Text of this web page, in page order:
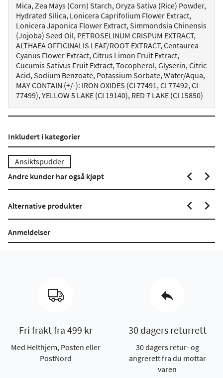
Mica, Zea Mays (Corn) Starch, Oryza Sativa (Rice) Powder,
Hydrated Silica, Lonicera Caprifolium Flower Extract,
Lonicera Japonica Flower Extract, Simmondsia Chinensis
(Jojoba) Seed Oil, PETROSELINUM CRISPUM EXTRACT,
ALTHAEA OFFICINALIS LEAF/ROOT EXTRACT, Centaurea
Cyanus Flower Extract, Citrus Limon Fruit Extract,
Cucumis Sativus Fruit Extract, Tocopherol, Glyserin, Citric
Acid, Sodium Benzoate, Potassium Sorbate, Water/Aqua,
MAY CONTAIN (+/-): IRON OXIDES (CI 77491, CI 77492, CI
77499), YELLOW 5 LAKE (CI 19140), RED 7 LAKE (CI 15850)
Inkludert i kategorier
Ansiktspudder
Andre kunder har også kjøpt
Alternative produkter
Anmeldelser
Fri frakt fra 499 kr
Med Helthjem, Posten eller
PostNord
30 dagers returrett
30 dagers retur- og
angrerett fra du mottar
varen